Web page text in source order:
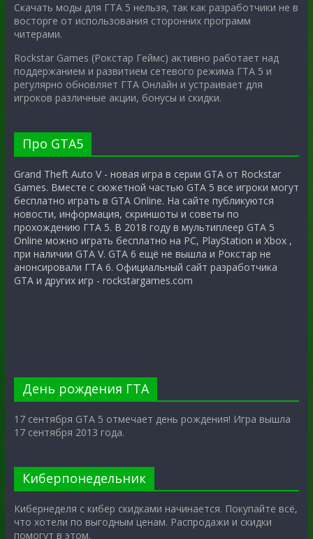
Скачать моды для ГТА 5 нельзя, так как разработчики не в
восторге от использования сторонних программ
читерами.
Rockstar Games (Рокстар Геймс) активно работает над
поддержанием и развитием сетевого режима ГТА 5 и
регулярно обновляет ГТА Онлайн и устраивает для
игроков различные акции, бонусы и скидки.
Про GTA5
Grand Theft Auto V - новая игра в серии GTA от Rockstar
Games. Вместе с сюжетной частью GTA 5 все игроки могут
бесплатно играть в GTA Online. На сайте публикуются
новости, информация, скриншоты и советы по
прохождению ГТА 5. В 2018 году в мультиплеер GTA 5
Online можно играть бесплатно на PC, PlayStation и Xbox ,
при наличии GTA V. GTA 6 ещё не вышла и Рокстар не
анонсировали ГТА 6. Официальный сайт разработчика
GTA и других игр - rockstargames.com
День рождения ГТА
17 сентября GTA 5 отмечает день рождения! Игра вышла
17 сентября 2013 года.
Киберпонедельник
Кибернеделя с кибер скидками начинается. Покупайте всё,
что хотели по выгодным ценам. Распродажи и скидки
помогут в этом.